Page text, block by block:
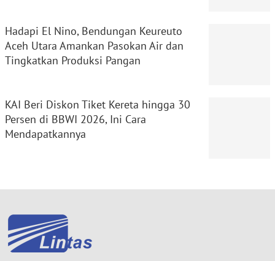
Hadapi El Nino, Bendungan Keureuto
Aceh Utara Amankan Pasokan Air dan
Tingkatkan Produksi Pangan
KAI Beri Diskon Tiket Kereta hingga 30
Persen di BBWI 2026, Ini Cara
Mendapatkannya